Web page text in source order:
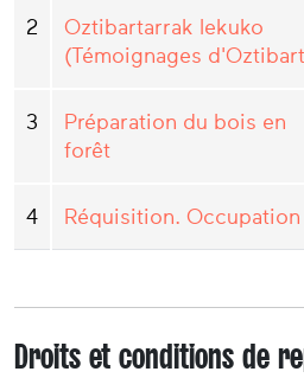
2
Oztibartarrak lekuko
(Témoignages
3
Préparation du bois en
forêt
4 Réquisition. Occupation
Droits et conditions de